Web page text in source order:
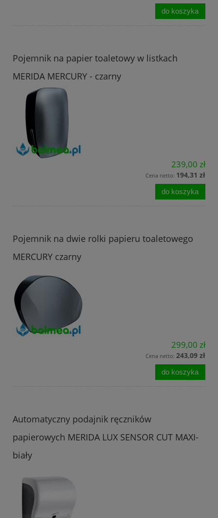
do koszyka
Pojemnik na papier toaletowy w listkach
MERIDA MERCURY - czarny
239,00 zł
Cena netto: 194,31 zł
do koszyka
Pojemnik na dwie rolki papieru toaletowego
MERCURY czarny
299,00 zł
Cena netto: 243,09 zł
do koszyka
Automatyczny podajnik ręczników
papierowych MERIDA LUX SENSOR CUT MAXI-
biały